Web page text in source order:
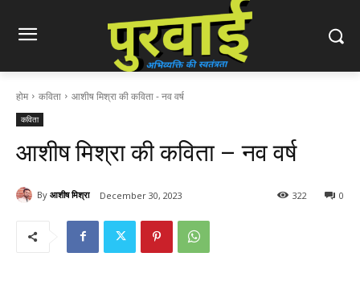
होम कविता आशीष मिश्रा की कविता - नव वर्ष
कविता
आशीष मिश्रा की कविता – नव वर्ष
By आशीष मिश्रा December 30, 2023 0
322